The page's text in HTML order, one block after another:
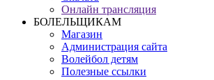
Онлайн трансляция
БОЛЕЛЬЩИКАМ
Магазин
Администрация сайта
Волейбол детям
Полезные ссылки